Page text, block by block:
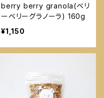
berry berry granola(ベリ
ーベリーグラノーラ) 160g
¥1,150